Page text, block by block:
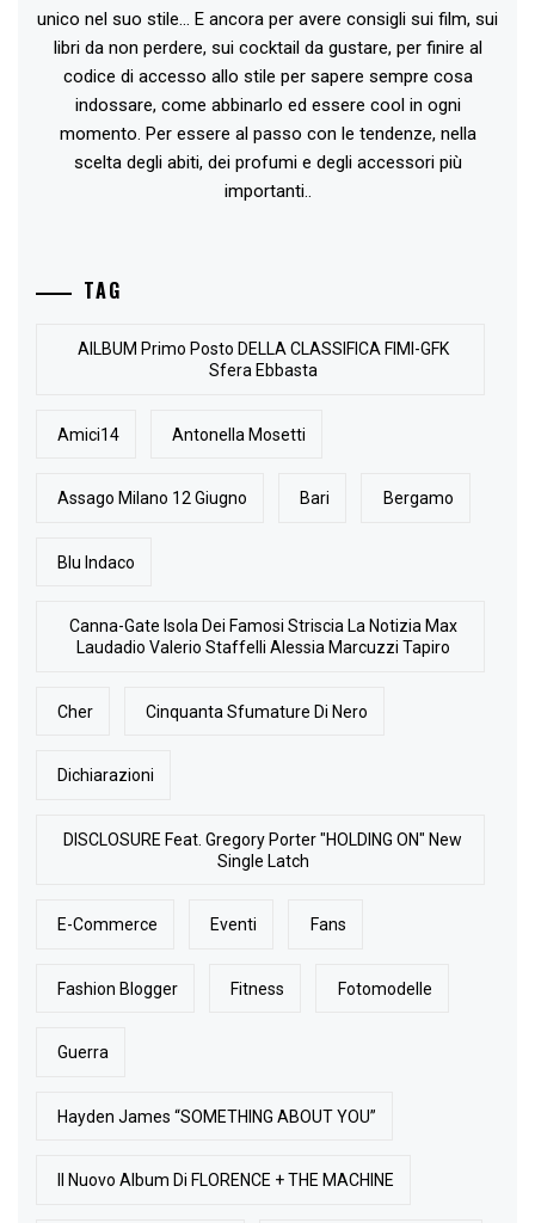
unico nel suo stile... E ancora per avere consigli sui film, sui
libri da non perdere, sui cocktail da gustare, per finire al
codice di accesso allo stile per sapere sempre cosa
indossare, come abbinarlo ed essere cool in ogni
momento. Per essere al passo con le tendenze, nella
scelta degli abiti, dei profumi e degli accessori più
importanti..
TAG
AlLBUM Primo Posto DELLA CLASSIFICA FIMI-GFK
Sfera Ebbasta
Amici14 Antonella Mosetti
Assago Milano 12 Giugno Bari Bergamo
Blu Indaco
Canna-Gate Isola Dei Famosi Striscia La Notizia Max
Laudadio Valerio Staffelli Alessia Marcuzzi Tapiro
Cher Cinquanta Sfumature Di Nero
Dichiarazioni
DISCLOSURE Feat. Gregory Porter "HOLDING ON" New
Single Latch
E-Commerce Eventi Fans
Fashion Blogger Fitness Fotomodelle
Guerra
Hayden James “SOMETHING ABOUT YOU”
Il Nuovo Album Di FLORENCE + THE MACHINE